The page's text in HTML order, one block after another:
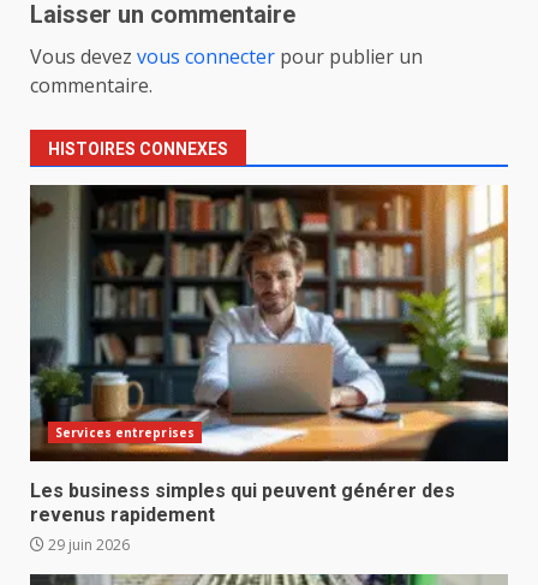
Laisser un commentaire
Vous devez vous connecter pour publier un
commentaire.
HISTOIRES CONNEXES
Services entreprises
Les business simples qui peuvent générer des
revenus rapidement
29 juin 2026